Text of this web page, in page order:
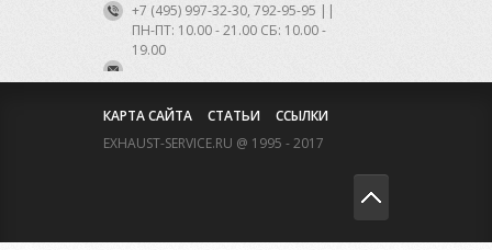
+7 (495) 997-32-30, 792-95-95 ||
ПН-ПТ: 10.00 - 21.00 CБ: 10.00 -
19.00
КАРТА САЙТА СТАТЬИ
ССЫЛКИ
EXHAUST-SERVICE.RU @ 1995 - 2017